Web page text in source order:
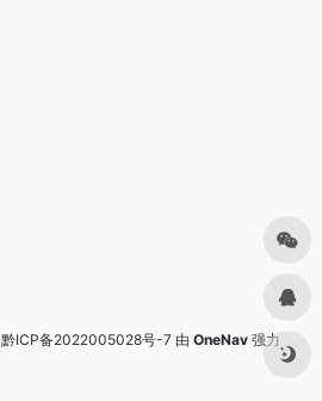
黔ICP备2022005028号-7 由 OneNav 强力